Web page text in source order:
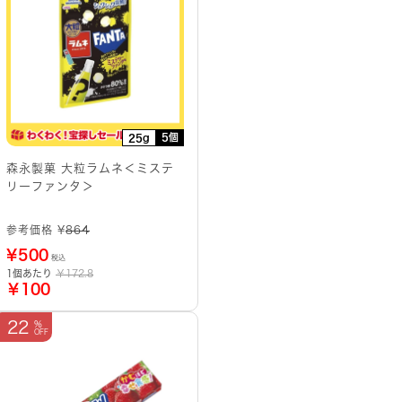
25g 5個
森永製菓 大粒ラムネ＜ミステ
リーファンタ＞
参考価格 ¥864
¥500 税込
1個あたり ￥172.8
￥100
22